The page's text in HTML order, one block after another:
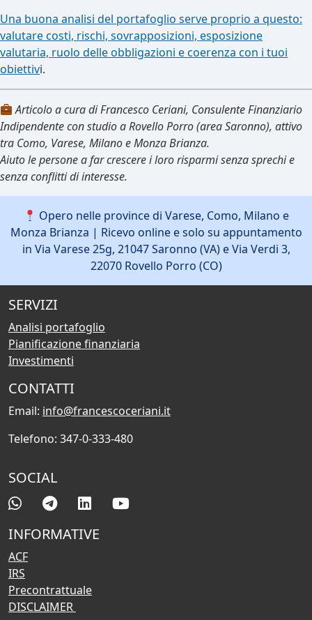
Una buona analisi del portafoglio serve proprio a questo:
valutare costi, rischi, sovrapposizioni, esposizione
valutaria, ruolo delle obbligazioni e coerenza con i tuoi
obiettivi.
Articolo a cura di Francesco Ceriani, Consulente Finanziario
Indipendente con studio a Rovello Porro (area Saronno), attivo
tra Como, Varese, Milano e Monza Brianza.
Aiuto le persone a far crescere i loro risparmi senza sprechi e
senza conflitti di interesse.
Opero nelle province di Varese, Como, Milano e
Monza Brianza | Ricevo online e solo su appuntamento
in Via Varese 25g, 21047 Saronno (VA) e Via Verdi 3,
22070 Rovello Porro (CO)
SERVIZI
Analisi portafoglio
Pianificazione finanziaria
Investimenti
CONTATTI
Email: info@francescoceriani.it
Telefono: 347-0-333-480
SOCIAL
INFORMATIVE
ACF
IRS
Precontrattuale
DISCLAIMER